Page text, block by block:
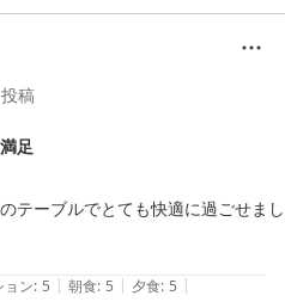
沿う広さをご提供できず心苦しく
ご満足いただけたご様子を伺い、
びりとお寛ぎいただけたことは何
ング料理につきましてもお褒めの
も励みになります。
当館をご利用ください。お客様の
投稿
足
テーブルでとても快適に過ごせまし
たです。
ョン: 5 | 朝食: 5 | 夕食: 5 |